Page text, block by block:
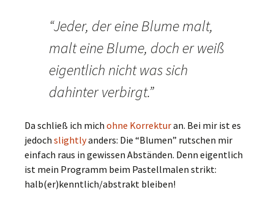
“Jeder, der eine Blume malt,
malt eine Blume, doch er weiß
eigentlich nicht was sich
dahinter verbirgt.”
Da schließ ich mich ohne Korrekturan. Bei mir ist es
jedoch slightlyanders: Die “Blumen” rutschen mir
einfach raus in gewissen Abständen. Denn eigentlich
ist mein Programm beim Pastellmalen strikt:
halb(er)kenntlich/abstrakt bleiben!